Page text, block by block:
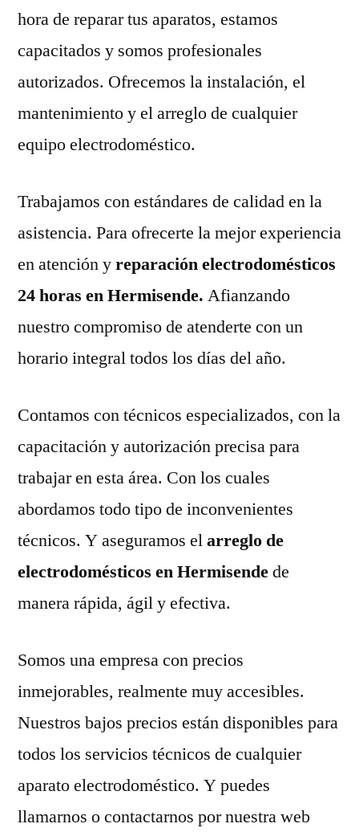
hora de reparar tus aparatos, estamos
capacitados y somos profesionales
autorizados. Ofrecemos la instalación, el
mantenimiento y el arreglo de cualquier
equipo electrodoméstico.
Trabajamos con estándares de calidad en la
asistencia. Para ofrecerte la mejor experiencia
en atención yreparación electrodomésticos
24 horas en Hermisende. Afianzando
nuestro compromiso de atenderte con un
horario integral todos los días del año.
Contamos con técnicos especializados, con la
capacitación y autorización precisa para
trabajar en esta área. Con los cuales
abordamos todo tipo de inconvenientes
técnicos. Y aseguramos elarreglo de
electrodomésticos en Hermisendede
manera rápida, ágil y efectiva.
Somos una empresa con precios
inmejorables, realmente muy accesibles.
Nuestros bajos precios están disponibles para
todos los servicios técnicos de cualquier
aparato electrodoméstico. Y puedes
llamarnos o contactarnos por nuestra web